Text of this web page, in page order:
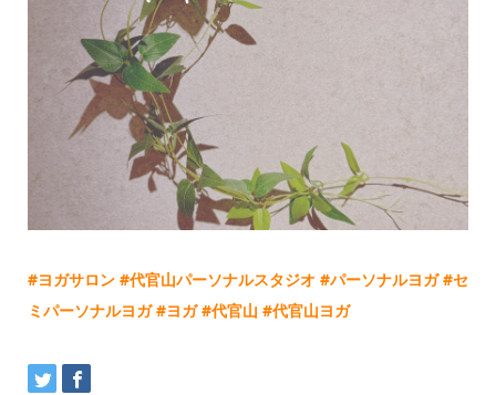
#ヨガサロン #代官山パーソナルスタジオ #パーソナルヨガ #セ
ミパーソナルヨガ #ヨガ #代官山 #代官山ヨガ